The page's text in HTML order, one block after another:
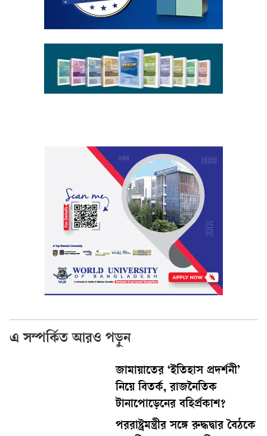
এ সম্পর্কিত আরও পড়ুন
জামায়াতের ‘ইতিহাস প্রদর্শনী’
নিয়ে বিতর্ক, রাজনৈতিক
টানাপোড়েনের বহির্প্রকাশ?
পররাষ্ট্রমন্ত্রীর সঙ্গে রুদ্ধদ্বার বৈঠকে